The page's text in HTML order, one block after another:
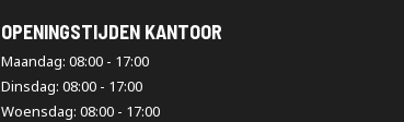
OPENINGSTIJDEN KANTOOR
Maandag: 08:00 - 17:00
Dinsdag: 08:00 - 17:00
Woensdag: 08:00 - 17:00